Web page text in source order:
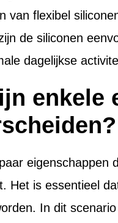
van flexibel
de siliconen
dagelijkse
enkele
eigenschappen
Het is essentieel
In dit